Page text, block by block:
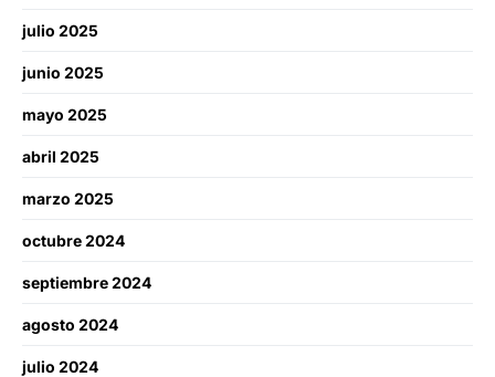
julio 2025
junio 2025
mayo 2025
abril 2025
marzo 2025
octubre 2024
septiembre 2024
agosto 2024
julio 2024